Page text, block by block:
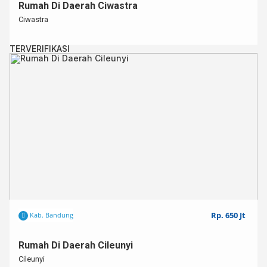
Rumah Di Daerah Ciwastra
Ciwastra
TERVERIFIKASI
Kab. Bandung Rp. 650 Jt
Rumah Di Daerah Cileunyi
Cileunyi